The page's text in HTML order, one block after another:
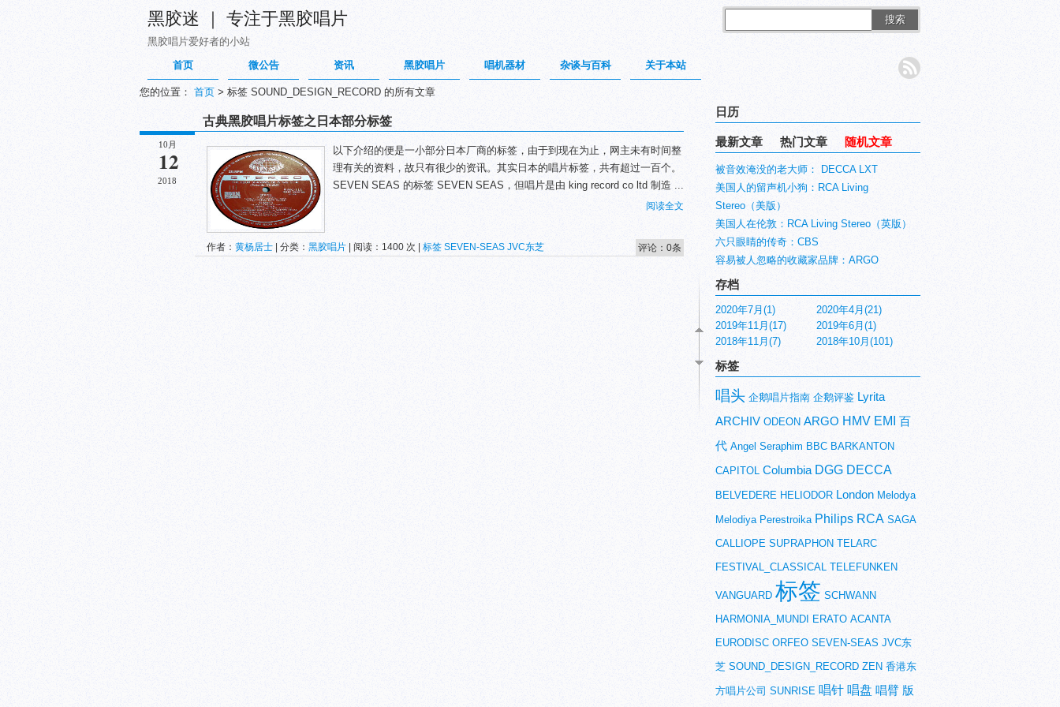
黑胶迷 ｜ 专注于黑胶唱片
黑胶唱片爱好者的小站
搜索
首页 微公告 资讯 黑胶唱片 唱机器材 杂谈与百科 关于本站
您的位置： 首页 > 标签 SOUND_DESIGN_RECORD 的所有文章
10月
12
2018
古典黑胶唱片标签之日本部分标签
以下介绍的便是一小部分日本厂商的标签，由于到现在为止，网主未有时间整
理有关的资料，故只有很少的资讯。其实日本的唱片标签，共有超过一百个。
SEVEN SEAS 的标签 SEVEN SEAS，但唱片是由 king record co ltd 制造 ...
阅读全文
作者： 黄杨居士 | 分类： 黑胶唱片 | 阅读：1400 次 | 标签 SEVEN-SEAS JVC东芝
评论：0条
日历
最新文章 热门文章 随机文章
被音效淹没的老大师： DECCA LXT
美国人的留声机小狗：RCA Living
Stereo（美版）
美国人在伦敦：RCA Living Stereo（英版）
六只眼睛的传奇：CBS
容易被人忽略的收藏家品牌：ARGO
存档
2020年7月(1)
2020年4月(21)
2019年11月(17)
2019年6月(1)
2018年11月(7)
2018年10月(101)
标签
唱头 企鹅唱片指南 企鹅评鉴 Lyrita
ARCHIV ODEON ARGO HMV EMI
百
代 Angel Seraphim BBC BARKANTON
CAPITOL Columbia DGG DECCA
BELVEDERE HELIODOR London Melodya
Melodiya Perestroika Philips RCA SAGA
CALLIOPE SUPRAPHON TELARC
FESTIVAL_CLASSICAL TELEFUNKEN
VANGUARD 标签 SCHWANN
HARMONIA_MUNDI
ERATO ACANTA
EURODISC ORFEO SEVEN-SEAS JVC东
芝 SOUND_DESIGN_RECORD ZEN 香港东
方唱片公司 SUNRISE 唱针 唱盘 唱臂 版